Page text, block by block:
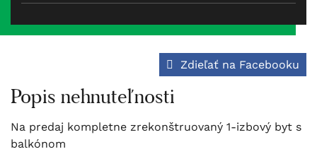
Popis nehnuteľnosti
Zdieľať na Facebooku
Na predaj kompletne zrekonštruovaný 1-izbový byt s
balkónom